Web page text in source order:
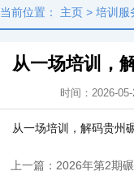
当前位置： 主页 > 培训服
从一场培训，
时间：2026-
从一场培训，解码贵州
上一篇：2026年第2期